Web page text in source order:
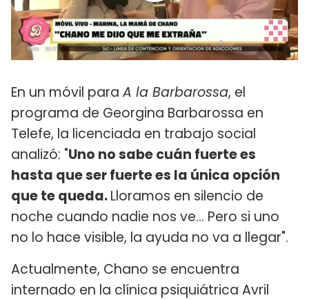
En un móvil paraA la Barbarossa, el
programa de Georgina Barbarossa en
Telefe, la licenciada en trabajo social
analizó: "Uno no sabe cuán fuerte es
hasta que ser fuerte es la única opción
que te queda.Lloramos en silencio de
noche cuando nadie nos ve... Pero si uno
no lo hace visible, la ayuda no va a llegar".
Actualmente, Chano se encuentra
internado en la clínica psiquiátrica Avril